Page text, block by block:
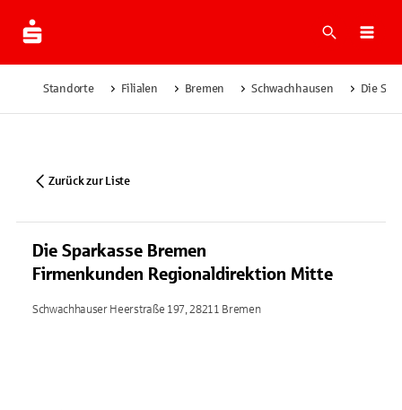
Suche
Standorte Filialen Bremen Schwachhausen Die
Zurück zur Liste
Die Sparkasse Bremen
Firmenkunden Regionaldirektion Mitte
Schwachhauser Heerstraße 197, 28211 Bremen